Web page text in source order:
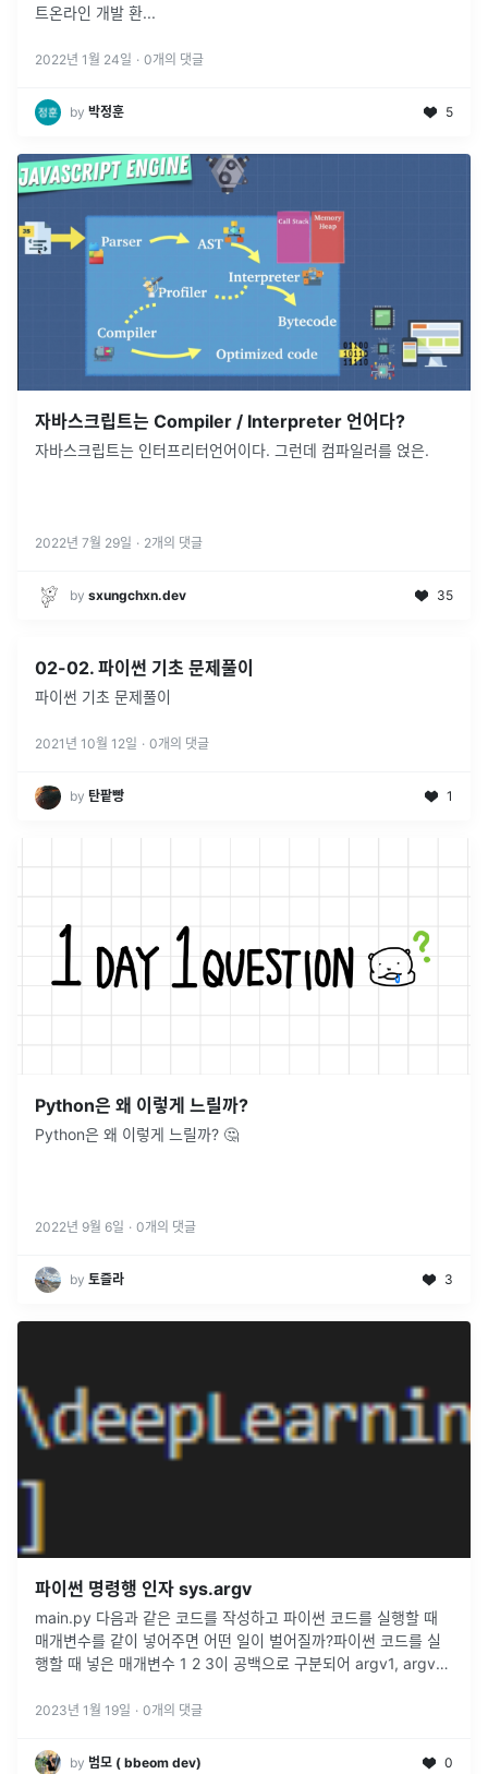
트온라인 개발 환...
2022년 1월 24일 · 0개의 댓글
by 박정훈 5
자바스크립트는 Compiler / Interpreter 언어다?
자바스크립트는 인터프리터언어이다. 그런데 컴파일러를 얹은.
2022년 7월 29일 · 2개의 댓글
by sxungchxn.dev 35
02-02. 파이썬 기초 문제풀이
파이썬 기초 문제풀이
2021년 10월 12일 · 0개의 댓글
by 탄팥빵 1
Python은 왜 이렇게 느릴까?
Python은 왜 이렇게 느릴까? 🤔
2022년 9월 6일 · 0개의 댓글
by 토즐라 3
파이썬 명령행 인자 sys.argv
main.py 다음과 같은 코드를 작성하고 파이썬 코드를 실행할 때
매개변수를 같이 넣어주면 어떤 일이 벌어질까?파이썬 코드를 실
행할 때 넣은 매개변수 1 2 3이 공백으로 구분되어 argv1, argv2,
2023년 1월 19일 · 0개의 댓글
by 범모 ( bbeom dev) 0